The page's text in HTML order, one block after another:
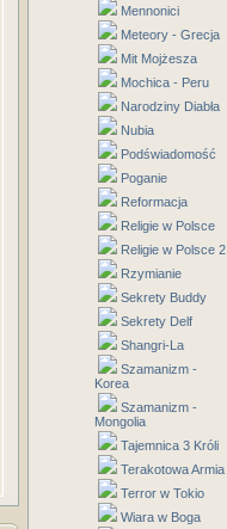
Mennonici
Meteory - Grecja
Mit Mojżesza
Mochica - Peru
Narodziny Diabła
Nubia
Podświadomość
Poganie
Reformacja
Religie w Polsce
Religie w Polsce 2
Rzymianie
Sekrety Buddy
Sekrety Delf
Shangri-La
Szamanizm -
Korea
Szamanizm -
Mongolia
Tajemnica 3 Króli
Terakotowa Armia
Terror w Tokio
Wiara w Boga